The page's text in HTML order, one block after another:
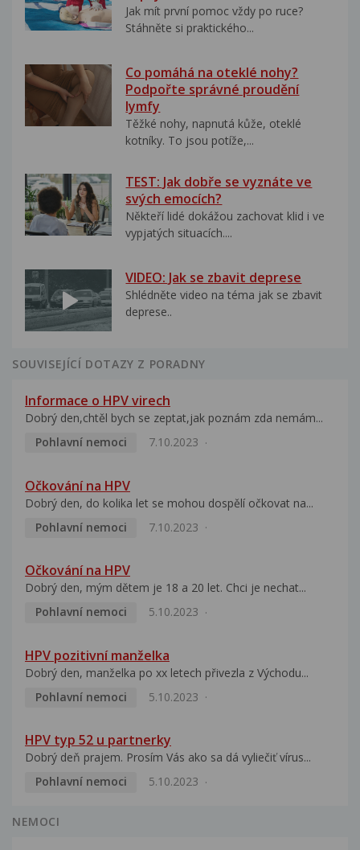
Jak mít první pomoc vždy po ruce?
Stáhněte si praktického...
Co pomáhá na oteklé nohy?
Podpořte správné proudění
lymfy
Těžké nohy, napnutá kůže, oteklé
kotníky. To jsou potíže,...
TEST: Jak dobře se vyznáte ve
svých emocích?
Někteří lidé dokážou zachovat klid i ve
vypjatých situacích....
VIDEO: Jak se zbavit deprese
Shlédněte video na téma jak se zbavit
deprese..
SOUVISEJÍCÍ DOTAZY Z PORADNY
Informace o HPV virech
Dobrý den,chtěl bych se zeptat,jak poznám zda nemám...
Pohlavní nemoci
7.10.2023
Očkování na HPV
Dobrý den, do kolika let se mohou dospělí očkovat na...
Pohlavní nemoci
7.10.2023
Očkování na HPV
Dobrý den, mým dětem je 18 a 20 let. Chci je nechat...
Pohlavní nemoci
5.10.2023
HPV pozitivní manželka
Dobrý den, manželka po xx letech přivezla z Východu...
Pohlavní nemoci
5.10.2023
HPV typ 52 u partnerky
Dobrý deň prajem. Prosím Vás ako sa dá vyliečiť vírus...
Pohlavní nemoci
5.10.2023
NEMOCI